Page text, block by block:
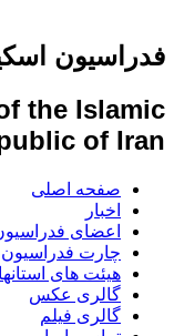
فدراسیون
the Islamic
of Iran
صفحه اصلی
اخبار
اعضای
چارت فدراسیون
هیئت های استانها
گالری عکس
گالری فیلم